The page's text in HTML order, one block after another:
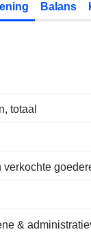
Balans
totaal
verkochte